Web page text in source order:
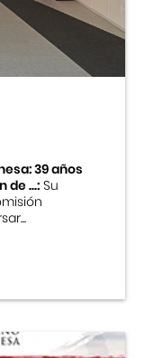
39 años
de ...:Su